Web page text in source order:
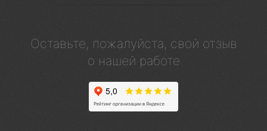
Оставьте, пожалуйста, свой отзыв
о нашей работе